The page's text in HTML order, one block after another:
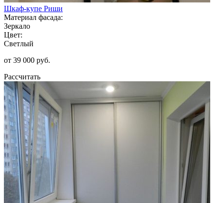
Шкаф-купе Риши
Материал фасада:
Зеркало
Цвет:
Светлый
от 39 000 руб.
Рассчитать